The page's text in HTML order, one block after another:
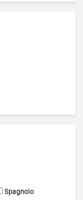
Spagnolo